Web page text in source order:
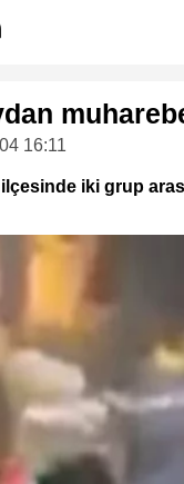
16:11
iki grup